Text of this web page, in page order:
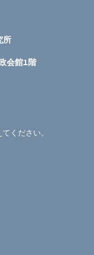
所
会館1階
ください。